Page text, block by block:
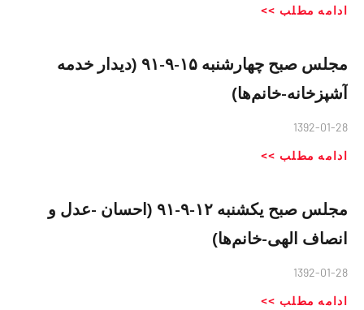
ادامه مطلب >>
مجلس صبح چهارشنبه ۱۵-۹-۹۱ (دیدار خدمه
آشپزخانه-خانم‌ها)
1392-01-28
ادامه مطلب >>
مجلس صبح یکشنبه ۱۲-۹-۹۱ (احسان -عدل و
انصاف الهی-خانم‌ها)
1392-01-28
ادامه مطلب >>